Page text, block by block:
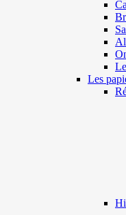
Les